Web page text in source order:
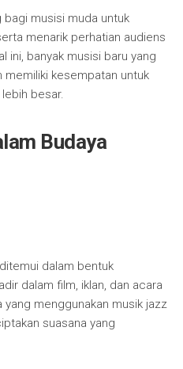
bagi musisi muda untuk
menarik perhatian audiens
ini, banyak musisi baru yang
memiliki kesempatan untuk
besar.
Budaya
dalam bentuk
dalam film, iklan, dan acara
menggunakan musik jazz
suasana yang